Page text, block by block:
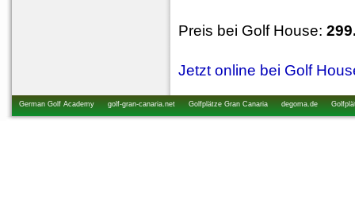
Preis bei Golf House:
Jetzt online bei Golf
German Golf Academy golf-gran-canaria.net Golfplätze Gran Canaria degoma.de
startzeiten.de golfkurs-urlaub.de